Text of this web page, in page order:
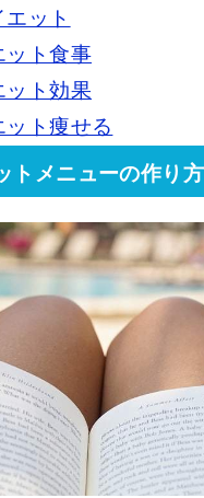
ット
ット食事
ット効果
ト痩せる
トメニューの作り